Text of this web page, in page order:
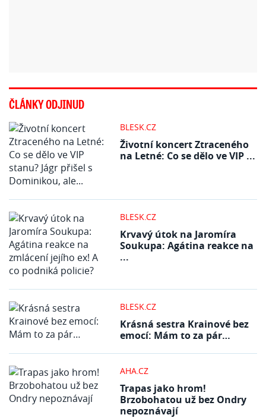
ČLÁNKY ODJINUD
BLESK.CZ
Životní koncert Ztraceného
na Letné: Co se dělo ve VIP ...
BLESK.CZ
Krvavý útok na Jaromíra
Soukupa: Agátina reakce na
...
BLESK.CZ
Krásná sestra Krainové bez
emocí: Mám to za pár…
AHA.CZ
Trapas jako hrom!
Brzobohatou už bez Ondry
nepoznávají